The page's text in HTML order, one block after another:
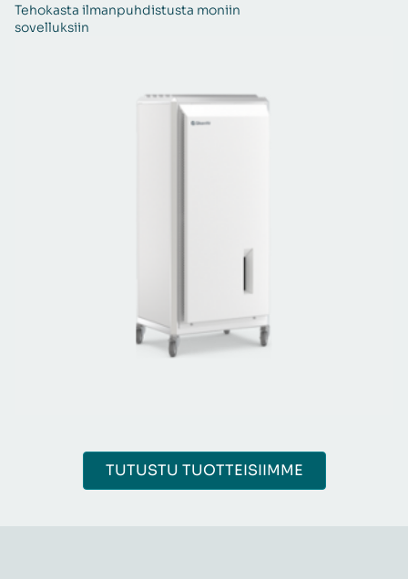
Tehokasta ilmanpuhdistusta moniin
sovelluksiin
TUTUSTU TUOTTEISIIMME